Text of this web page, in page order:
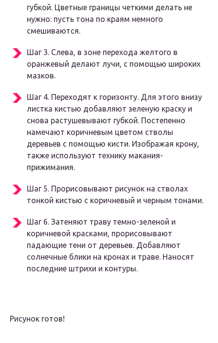
губкой. Цветные границы четкими делать не
нужно: пусть тона по краям немного
смешиваются.
Шаг 3. Слева, в зоне перехода желтого в
оранжевый делают лучи, с помощью широких
мазков.
Шаг 4. Переходят к горизонту. Для этого внизу
листка кистью добавляют зеленую краску и
снова растушевывают губкой. Постепенно
намечают коричневым цветом стволы
деревьев с помощью кисти. Изображая крону,
также используют технику макания-
прижимания.
Шаг 5. Прорисовывают рисунок на стволах
тонкой кистью с коричневый и черным тонами.
Шаг 6. Затеняют траву темно-зеленой и
коричневой красками, прорисовывают
падающие тени от деревьев. Добавляют
солнечные блики на кронах и траве. Наносят
последние штрихи и контуры.
Рисунок готов!